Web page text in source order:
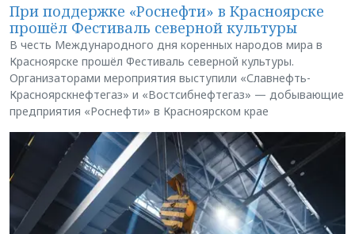
При поддержке «Роснефти» в Красноярске
прошёл Фестиваль северной культуры
В честь Международного дня коренных народов мира в
Красноярске прошёл Фестиваль северной культуры.
Организаторами мероприятия выступили «Славнефть-
Красноярскнефтегаз» и «Востсибнефтегаз» — добывающие
предприятия «Роснефти» в Красноярском крае